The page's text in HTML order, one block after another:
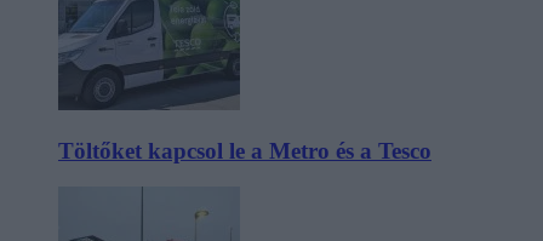
Töltőket kapcsol le a Metro és a Tesco